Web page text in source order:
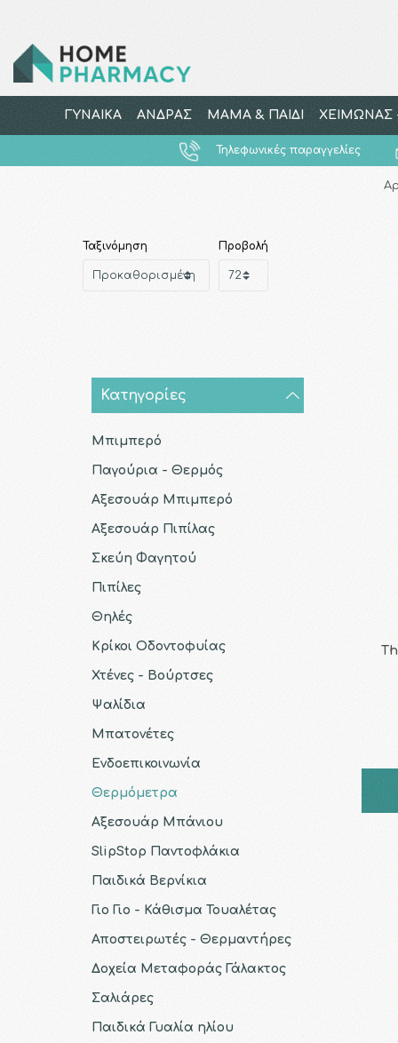
ΓΥΝΑΙΚΑ ΑΝΔΡΑΣ ΜΑΜΑ & ΠΑΙΔΙ ΧΕΙΜΩΝΑΣ
Τηλεφωνικές παραγγελίες
Ταξινόμηση Προβολή
Κατηγορίες
Μπιμπερό
Παγούρια - Θερμός
Αξεσουάρ Μπιμπερό
Αξεσουάρ Πιπίλας
Σκεύη Φαγητού
Πιπίλες
Θηλές
Κρίκοι Οδοντοφυίας
Χτένες - Βούρτσες
Ψαλίδια
Μπατονέτες
Ενδοεπικοινωνία
Θερμόμετρα
Αξεσουάρ Μπάνιου
SlipStop Παντοφλάκια
Παιδικά Βερνίκια
Γιο Γιο - Κάθισμα Τουαλέτας
Αποστειρωτές - Θερμαντήρες
Δοχεία Μεταφοράς Γάλακτος
Σαλιάρες
Παιδικά Γυαλία ηλίου